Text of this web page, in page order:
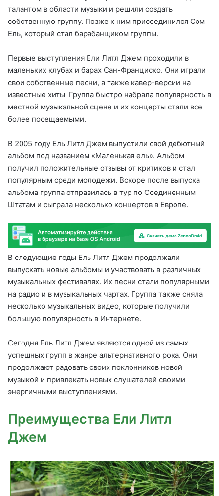
талантом в области музыки и решили создать
собственную группу. Позже к ним присоединился Сэм
Ель, который стал барабанщиком группы.
Первые выступления Ели Литл Джем проходили в
маленьких клубах и барах Сан-Франциско. Они играли
свои собственные песни, а также кавер-версии на
известные хиты. Группа быстро набрала популярность в
местной музыкальной сцене и их концерты стали все
более посещаемыми.
В 2005 году Ель Литл Джем выпустили свой дебютный
альбом под названием «Маленькая ель». Альбом
получил положительные отзывы от критиков и стал
популярным среди молодежи. Вскоре после выпуска
альбома группа отправилась в тур по Соединенным
Штатам и сыграла несколько концертов в Европе.
В следующие годы Ель Литл Джем продолжали
выпускать новые альбомы и участвовать в различных
музыкальных фестивалях. Их песни стали популярными
на радио и в музыкальных чартах. Группа также сняла
несколько музыкальных видео, которые получили
большую популярность в Интернете.
Сегодня Ель Литл Джем являются одной из самых
успешных групп в жанре альтернативного рока. Они
продолжают радовать своих поклонников новой
музыкой и привлекать новых слушателей своими
энергичными выступлениями.
Преимущества Ели Литл
Джем